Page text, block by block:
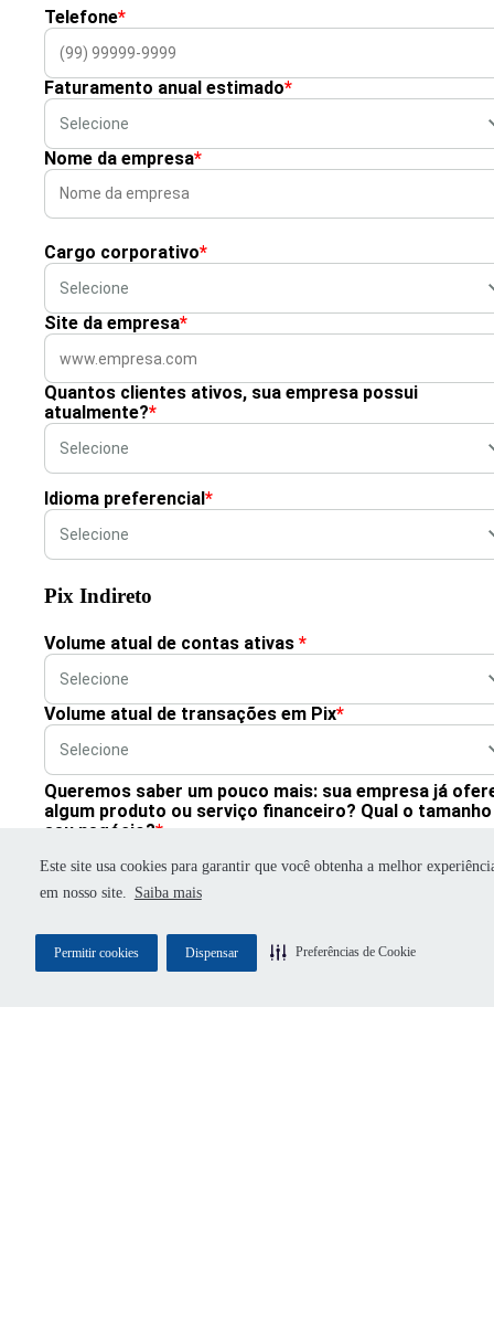
Este site usa cookies para garantir que você obtenha a melhor
em nosso site. Saiba mais
Permitir cookies Dispensar Preferências de Cookie
Telefone*
Faturamento anual estimado*
Nome da empresa*
Cargo corporativo*
Site da empresa*
Quantos clientes ativos, sua empresa possui
atualmente?*
Idioma preferencial*
Pix Indireto
Volume atual de contas ativas *
Volume atual de transações em Pix*
Queremos saber um pouco mais: sua empresa já
algum produto ou serviço financeiro? Qual o
seu negócio?*
CONCORDO EM RECEBER COMUNICAÇÕES